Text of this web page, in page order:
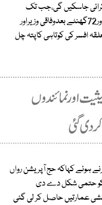
جاسکیں گی،جب تک
شکایات کاازالہ نہیں ہوگاوہ سسٹم میں موجودرہیں گی اور72گھنٹے بعدوفاقی وزیراور
افسر کی کوتاہی کاپتہ چل
ہوئے کہاکہ حج آپریشن رواں
کو حتمی شکل دے دی
عرب میںسرکاری اسکیم کے تحت122رہائشی عمارتیں حاصل کر لی گئی